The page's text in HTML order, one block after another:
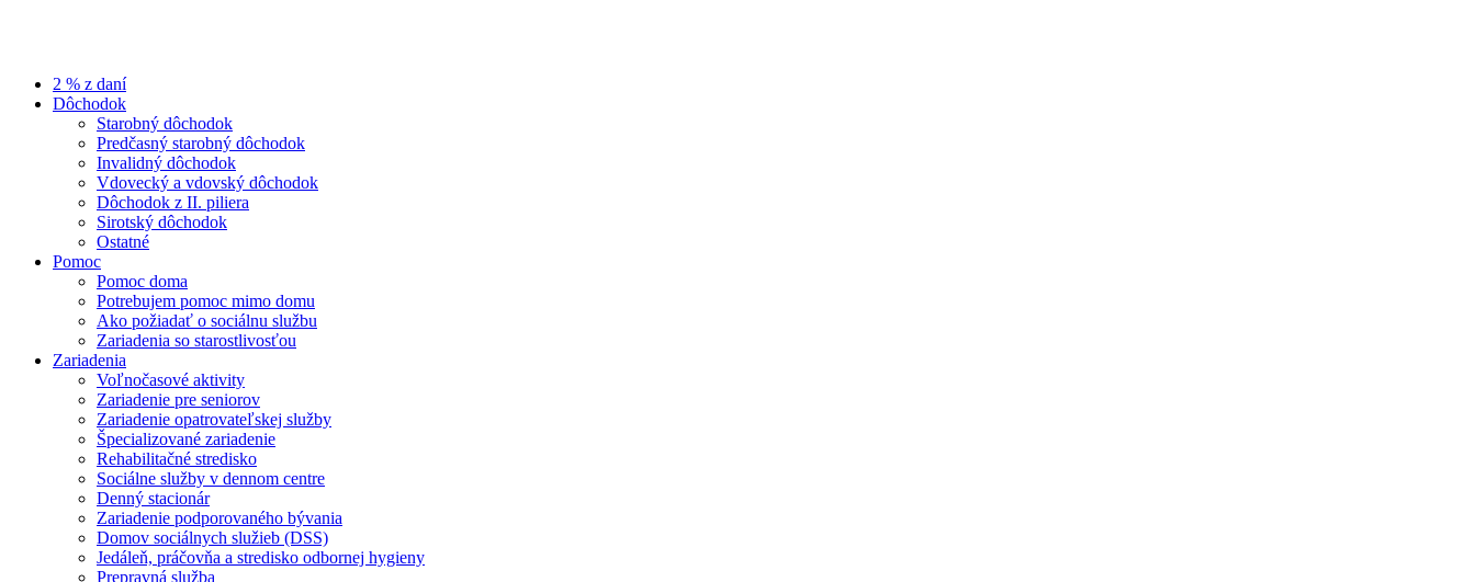
2 % z daní
Dôchodok
Starobný dôchodok
Predčasný starobný dôchodok
Invalidný dôchodok
Vdovecký a vdovský dôchodok
Dôchodok z II. piliera
Sirotský dôchodok
Ostatné
Pomoc
Pomoc doma
Potrebujem pomoc mimo domu
Ako požiadať o sociálnu službu
Zariadenia so starostlivosťou
Zariadenia
Voľnočasové aktivity
Zariadenie pre seniorov
Zariadenie opatrovateľskej služby
Špecializované zariadenie
Rehabilitačné stredisko
Sociálne služby v dennom centre
Denný stacionár
Zariadenie podporovaného bývania
Domov sociálnych služieb (DSS)
Jedáleň, práčovňa a stredisko odbornej hygieny
Prepravná služba